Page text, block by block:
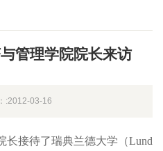
管理学院院长来访
:2012-03-16
长接待了瑞典兰德大学（Lund